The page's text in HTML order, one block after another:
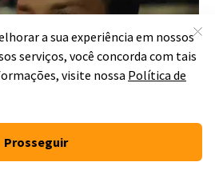
Claro que existem